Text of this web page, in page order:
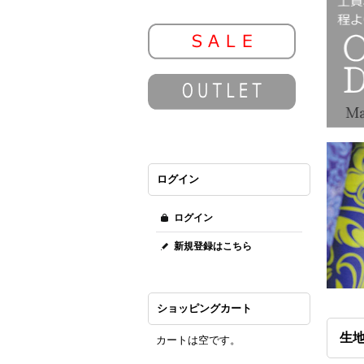
ログイン
ログイン
新規登録はこちら
ショッピングカート
カートは空です。 生